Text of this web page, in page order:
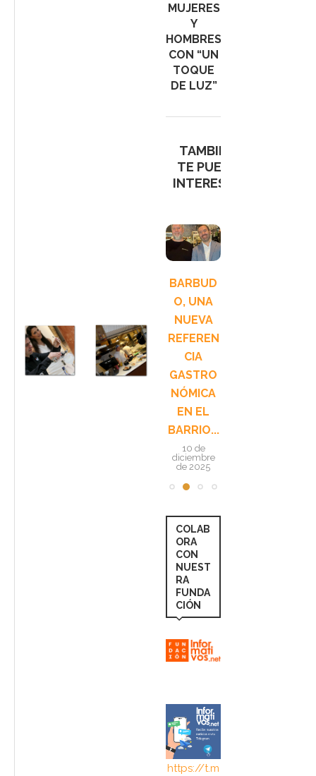
MUJERES
Y
HOMBRES
CON “UN
TOQUE
DE LUZ”
TAMBIÉN
TE PUEDE
INTERESAR
DONDE
EL
BUFFET
BARBUD
O, UNA
NUEVA
REFEREN
CIA
GASTRO
NÓMICA
EN EL
BARRIO...
10 de
diciembre
de 2025
COLAB
ORA
CON
NUEST
RA
FUNDA
CIÓN
https://t.m